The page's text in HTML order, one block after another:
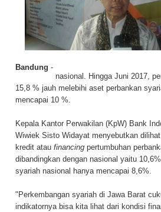
Bandung -
nasional. Hingga Juni 2017,
15,8 % jauh melebihi aset perbankan
mencapai 10 %.
Kepala Kantor Perwakilan (KpW) Bank
Wiwiek Sisto Widayat menyebutkan
kredit atau financing pertumbuhan
dibandingkan dengan nasional yaitu
syariah nasional hanya mencapai 8,6%.
"Perkembangan syariah di Jawa Barat
indikatornya bisa kita lihat dari kondisi